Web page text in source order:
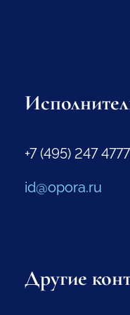
+7 (495) 247 4777
id@opora.ru
Другие